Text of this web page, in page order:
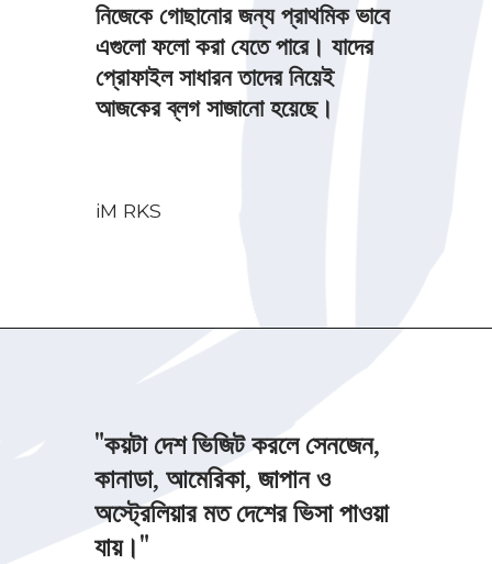
নিজেকে গোছানোর জন্য প্রাথমিক ভাবে
এগুলো ফলো করা যেতে পারে। যাদের
প্রোফাইল সাধারন তাদের নিয়েই
আজকের ব্লগ সাজানো হয়েছে।
iM RKS
"কয়টা দেশ ভিজিট করলে সেনজেন,
কানাডা, আমেরিকা, জাপান ও
অস্ট্রেলিয়ার মত দেশের ভিসা পাওয়া
যায়।"